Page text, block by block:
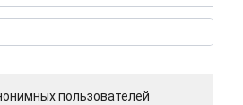
пользователей